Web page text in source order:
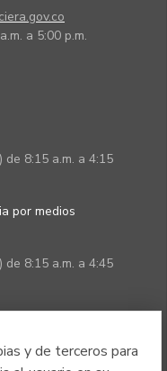
y de terceros para
a 5:00 p.m.
8:15 a.m. a 4:15
por medios
8:15 a.m. a 4:45